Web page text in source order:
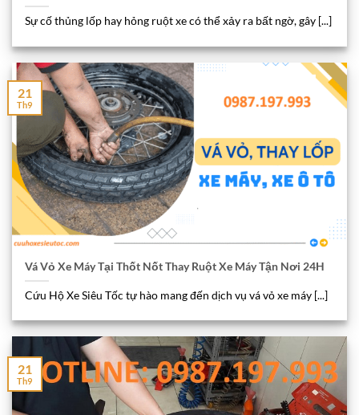
Sự cố thủng lốp hay hỏng ruột xe có thể xảy ra bất ngờ, gây [...]
Vá Vỏ Xe Máy Tại Thốt Nốt Thay Ruột Xe Máy Tận Nơi 24H
Cứu Hộ Xe Siêu Tốc tự hào mang đến dịch vụ vá vỏ xe máy [...]
21
Th9
21
Th9